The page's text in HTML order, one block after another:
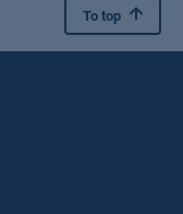
To top